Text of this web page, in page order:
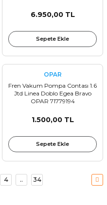
6.950,00 TL
Sepete Ekle
OPAR
Fren Vakum Pompa Contası 1.6
Jtd Linea Doblo Egea Bravo
OPAR 71779194
1.500,00 TL
Sepete Ekle
4 .. 34